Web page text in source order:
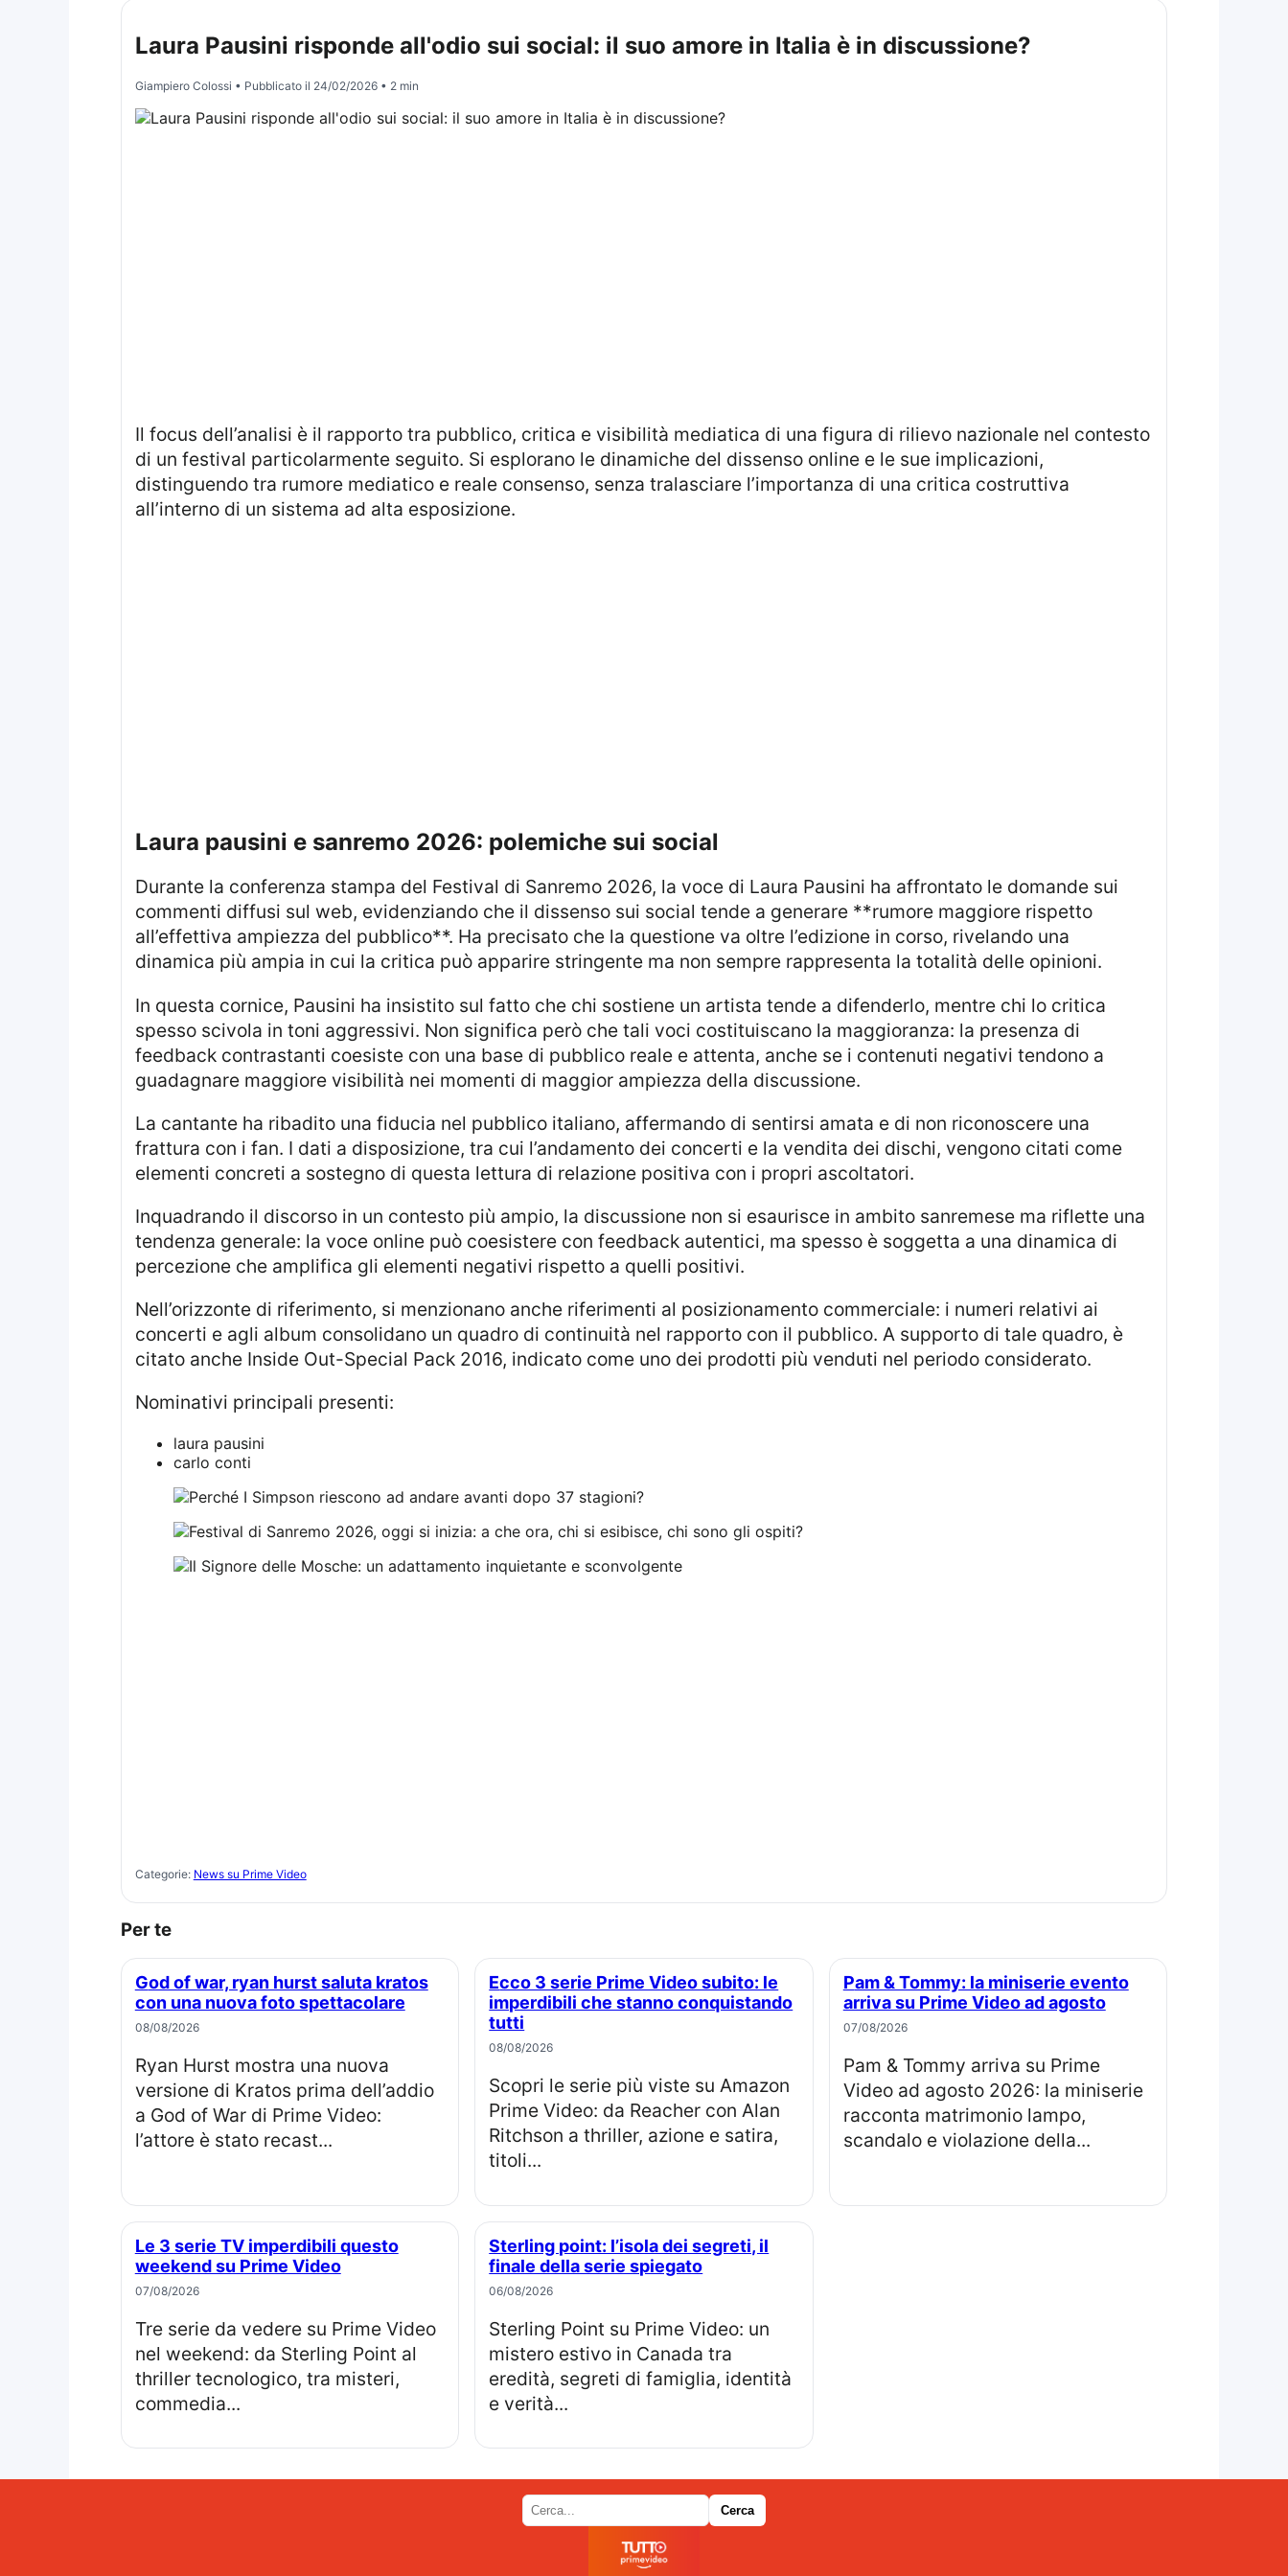
Laura Pausini risponde all'odio sui social: il suo amore in Italia è in discussione?
Giampiero Colossi • Pubblicato il 24/02/2026• 2 min
Il focus dell’analisi è il rapporto tra pubblico, critica e visibilità mediatica di una figura di rilievo nazionale nel contesto
di un festival particolarmente seguito. Si esplorano le dinamiche del dissenso online e le sue implicazioni,
distinguendo tra rumore mediatico e reale consenso, senza tralasciare l’importanza di una critica costruttiva
all’interno di un sistema ad alta esposizione.
laura pausini e sanremo 2026: polemiche sui social
Durante la conferenza stampa del Festival di Sanremo 2026, la voce di Laura Pausini ha affrontato le domande sui
commenti diffusi sul web, evidenziando che il dissenso sui social tende a generare **rumore maggiore rispetto
all’effettiva ampiezza del pubblico**. Ha precisato che la questione va oltre l’edizione in corso, rivelando una
dinamica più ampia in cui la critica può apparire stringente ma non sempre rappresenta la totalità delle opinioni.
In questa cornice, Pausini ha insistito sul fatto che chi sostiene un artista tende a difenderlo, mentre chi lo critica
spesso scivola in toni aggressivi. Non significa però che tali voci costituiscano la maggioranza: la presenza di
feedback contrastanti coesiste con una base di pubblico reale e attenta, anche se i contenuti negativi tendono a
guadagnare maggiore visibilità nei momenti di maggior ampiezza della discussione.
La cantante ha ribadito una fiducia nel pubblico italiano, affermando di sentirsi amata e di non riconoscere una
frattura con i fan. I dati a disposizione, tra cui l’andamento dei concerti e la vendita dei dischi, vengono citati come
elementi concreti a sostegno di questa lettura di relazione positiva con i propri ascoltatori.
Inquadrando il discorso in un contesto più ampio, la discussione non si esaurisce in ambito sanremese ma riflette una
tendenza generale: la voce online può coesistere con feedback autentici, ma spesso è soggetta a una dinamica di
percezione che amplifica gli elementi negativi rispetto a quelli positivi.
Nell’orizzonte di riferimento, si menzionano anche riferimenti al posizionamento commerciale: i numeri relativi ai
concerti e agli album consolidano un quadro di continuità nel rapporto con il pubblico. A supporto di tale quadro, è
citato anche Inside Out-Special Pack 2016, indicato come uno dei prodotti più venduti nel periodo considerato.
Nominativi principali presenti:
laura pausini
carlo conti
Categorie: News su Prime Video
Per te
God of war, ryan hurst saluta kratos
con una nuova foto spettacolare
08/08/2026
Ryan Hurst mostra una nuova
versione di Kratos prima dell’addio
a God of War di Prime Video:
l’attore è stato recast...
Ecco 3 serie Prime Video subito: le
imperdibili che stanno conquistando
tutti
08/08/2026
Scopri le serie più viste su Amazon
Prime Video: da Reacher con Alan
Ritchson a thriller, azione e satira,
titoli...
Pam & Tommy: la miniserie evento
arriva su Prime Video ad agosto
07/08/2026
Pam & Tommy arriva su Prime
Video ad agosto 2026: la miniserie
racconta matrimonio lampo,
scandalo e violazione della...
Le 3 serie TV imperdibili questo
weekend su Prime Video
07/08/2026
Tre serie da vedere su Prime Video
nel weekend: da Sterling Point al
thriller tecnologico, tra misteri,
commedia...
Sterling point: l’isola dei segreti, il
finale della serie spiegato
06/08/2026
Sterling Point su Prime Video: un
mistero estivo in Canada tra
eredità, segreti di famiglia, identità
e verità...